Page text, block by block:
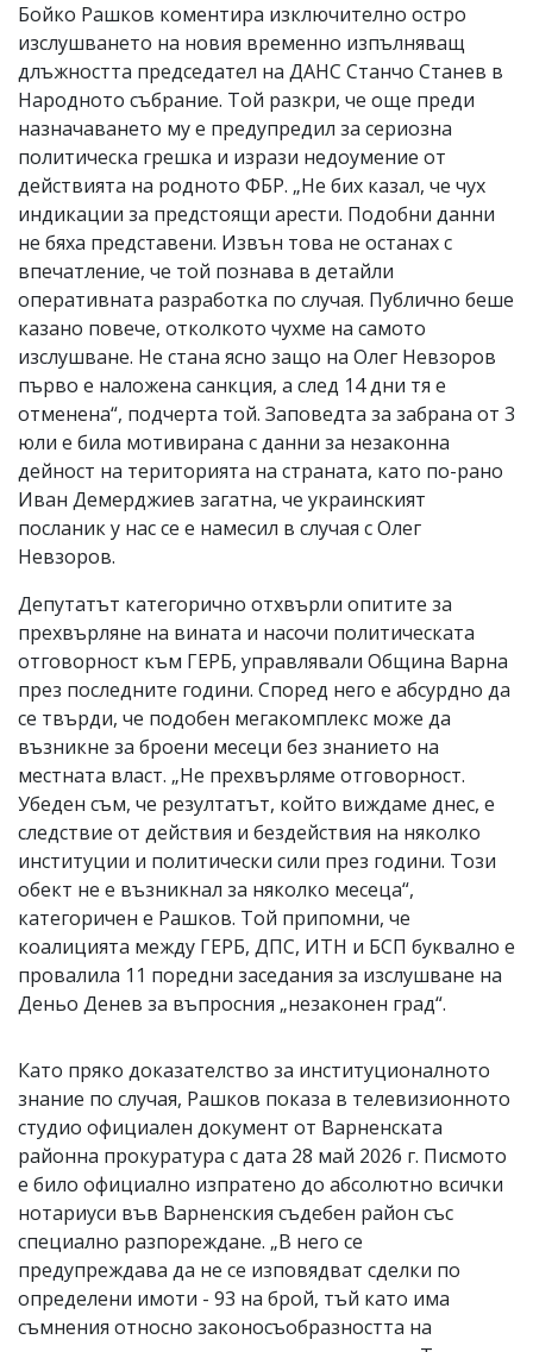
Бойко Рашков коментира изключително остро
изслушването на новия временно изпълняващ
длъжността председател на ДАНС Станчо Станев в
Народното събрание. Той разкри, че още преди
назначаването му е предупредил за сериозна
политическа грешка и изрази недоумение от
действията на родното ФБР. „Не бих казал, че чух
индикации за предстоящи арести. Подобни данни
не бяха представени. Извън това не останах с
впечатление, че той познава в детайли
оперативната разработка по случая. Публично беше
казано повече, отколкото чухме на самото
изслушване. Не стана ясно защо на Олег Невзоров
първо е наложена санкция, а след 14 дни тя е
отменена“, подчерта той. Заповедта за забрана от 3
юли е била мотивирана с данни за незаконна
дейност на територията на страната, като по-рано
Иван Демерджиев загатна, че украинският
посланик у нас се е намесил в случая с Олег
Невзоров.
Депутатът категорично отхвърли опитите за
прехвърляне на вината и насочи политическата
отговорност към ГЕРБ, управлявали Община Варна
през последните години. Според него е абсурдно да
се твърди, че подобен мегакомплекс може да
възникне за броени месеци без знанието на
местната власт. „Не прехвърляме отговорност.
Убеден съм, че резултатът, който виждаме днес, е
следствие от действия и бездействия на няколко
институции и политически сили през години. Този
обект не е възникнал за няколко месеца“,
категоричен е Рашков. Той припомни, че
коалицията между ГЕРБ, ДПС, ИТН и БСП буквално е
провалила 11 поредни заседания за изслушване на
Деньо Денев за въпросния „незаконен град“.
Като пряко доказателство за институционалното
знание по случая, Рашков показа в телевизионното
студио официален документ от Варненската
районна прокуратура с дата 28 май 2026 г. Писмото
е било официално изпратено до абсолютно всички
нотариуси във Варненския съдебен район със
специално разпореждане. „В него се
предупреждава да не се изповядват сделки по
определени имоти - 93 на брой, тъй като има
съмнения относно законосъобразността на